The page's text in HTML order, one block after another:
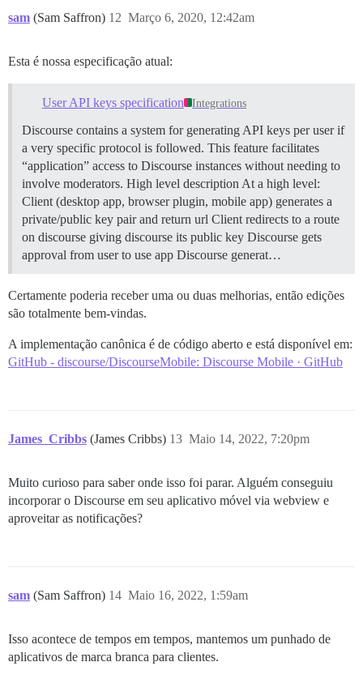
sam (Sam Saffron) Março 6, 2020, 12:42am
12
Esta é nossa especificação atual:
User API keys specification Integrations
Discourse contains a system for generating API keys per user if
a very specific protocol is followed. This feature facilitates
“application” access to Discourse instances without needing to
involve moderators. High level description At a high level:
Client (desktop app, browser plugin, mobile app) generates a
private/public key pair and return url Client redirects to a route
on discourse giving discourse its public key Discourse gets
approval from user to use app Discourse generat…
Certamente poderia receber uma ou duas melhorias, então edições
são totalmente bem-vindas.
A implementação canônica é de código aberto e está disponível em:
GitHub - discourse/DiscourseMobile: Discourse Mobile · GitHub
James_Cribbs (James Cribbs) Maio 14, 2022, 7:20pm
13
Muito curioso para saber onde isso foi parar. Alguém conseguiu
incorporar o Discourse em seu aplicativo móvel via webview e
aproveitar as notificações?
sam (Sam Saffron) Maio 16, 2022, 1:59am
14
Isso acontece de tempos em tempos, mantemos um punhado de
aplicativos de marca branca para clientes.